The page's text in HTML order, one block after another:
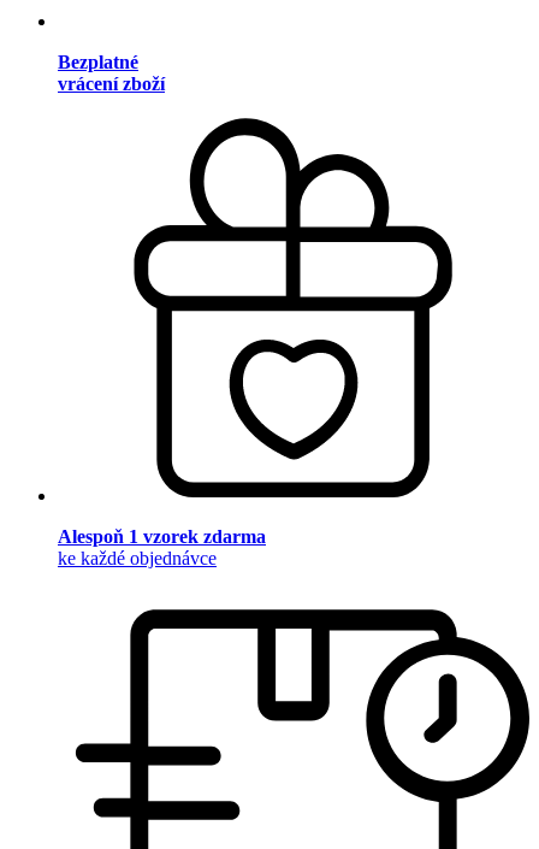
Bezplatné
vrácení zboží
Alespoň 1 vzorek zdarma
ke každé objednávce